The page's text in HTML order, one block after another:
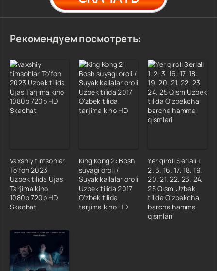
Рекомендуем посмотреть:
Vaxshiy timsohlar
To'fon 2023
Uzbek tilida Ujas
Tarjima kino
1080p 720p HD
Skachat
King Kong 2: Bosh
suyagi oroli /
Suyak kallalar oroli
Uzbek tilida 2017
O'zbek tilida
tarjima kino HD
Yer qiroli Seriali 1.
2. 3. 16. 17. 18. 19.
20. 21. 22. 23. 24.
25 Qism Uzbek
tilida O'zbekcha
barcha hamma
qismlari